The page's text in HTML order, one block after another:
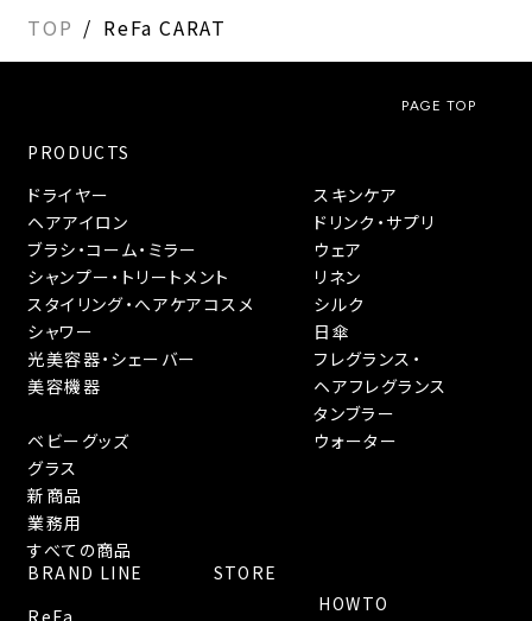
TOP ReFa CARAT
PAGE TOP
PRODUCTS
ドライヤー
ヘアアイロン
ブラシ・コーム・ミラー
シャンプー・トリートメント
スタイリング・へアケアコスメ
シャワー
光美容器・シェーバー
美容機器
スキンケア
ドリンク・サプリ
ウェア
リネン
シルク
日傘
フレグランス・
ヘアフレグランス
タンブラー
ベビーグッズ
ウォーター
グラス
新商品
業務用
すべての商品
HOWTO
BRAND LINE
STORE